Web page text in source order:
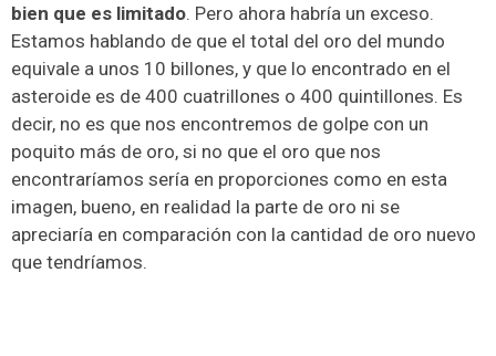
bien que es limitado. Pero ahora habría un exceso.
Estamos hablando de que el total del oro del mundo
equivale a unos 10 billones, y que lo encontrado en el
asteroide es de 400 cuatrillones o 400 quintillones. Es
decir, no es que nos encontremos de golpe con un
poquito más de oro, si no que el oro que nos
encontraríamos sería en proporciones como en esta
imagen, bueno, en realidad la parte de oro ni se
apreciaría en comparación con la cantidad de oro nuevo
que tendríamos.